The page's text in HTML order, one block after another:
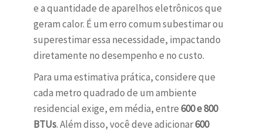
e a quantidade de aparelhos eletrônicos que
geram calor. É um erro comum subestimar ou
superestimar essa necessidade, impactando
diretamente no desempenho e no custo.
Para uma estimativa prática, considere que
cada metro quadrado de um ambiente
residencial exige, em média, entre600 e 800
BTUs. Além disso, você deve adicionar600